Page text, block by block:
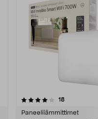
18arvostelut
Paneelilämmittimet
4.5 viidestä